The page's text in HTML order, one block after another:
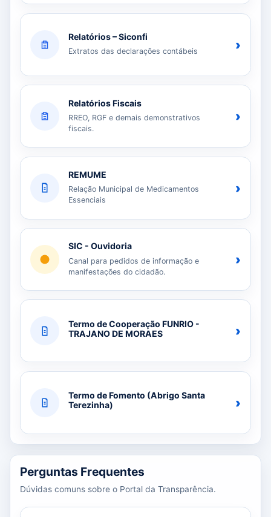
Relatórios – Siconfi
Extratos das declarações contábeis ›
Relatórios Fiscais
RREO, RGF e demais demonstrativos
fiscais.
›
REMUME
Relação Municipal de Medicamentos
Essenciais
›
SIC - Ouvidoria
Canal para pedidos de informação e
manifestações do cidadão.
›
Termo de Cooperação FUNRIO -
TRAJANO DE MORAES
›
Termo de Fomento (Abrigo Santa
Terezinha)
›
Perguntas Frequentes
Dúvidas comuns sobre o Portal da Transparência.